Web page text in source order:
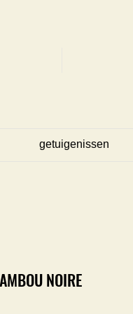
getuigenissen
NOIRE